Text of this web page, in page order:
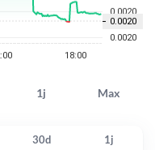
1j Max
30d
1j